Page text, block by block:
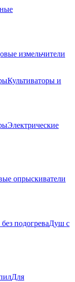
измельчители
Культиваторы и
Электрические
опрыскиватели
подогреваДуш с
Для